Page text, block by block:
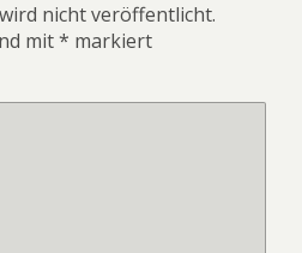
nicht veröffentlicht.
mit* markiert